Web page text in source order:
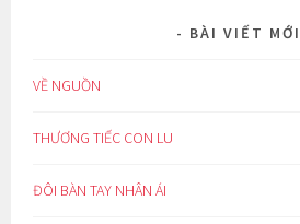
BÀI VIẾT MỚI
VỀ NGUỒN
THƯƠNG TIẾC CON LU
ĐÔI BÀN TAY NHÂN ÁI